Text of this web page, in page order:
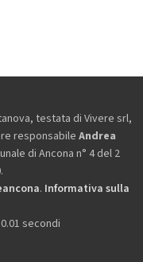
testata di Vivere srl,
responsabile Andrea
di Ancona n° 4 del 2
. Informativa sulla
secondi